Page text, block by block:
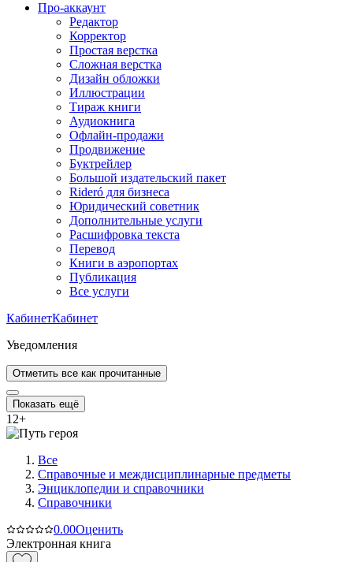
Про-аккаунт
Редактор
Корректор
Простая верстка
Сложная верстка
Дизайн обложки
Иллюстрации
Тираж книги
Аудиокнига
Офлайн-продажи
Продвижение
Буктрейлер
Большой издательский пакет
Rideró для бизнеса
Юридический советник
Дополнительные услуги
Расшифровка текста
Перевод
Книги в аэропортах
Публикация
Все услуги
КабинетКабинет
Уведомления
Отметить все как прочитанные
Показать ещё
12+
Все
Справочные и междисциплинарные предметы
Энциклопедии и справочники
Справочники
0.00Оценить
Электронная книга